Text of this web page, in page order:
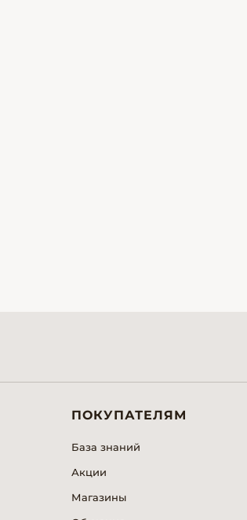
ПОКУПАТЕЛЯМ
База знаний
Акции
Магазины